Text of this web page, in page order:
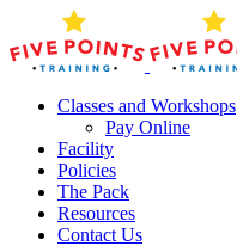
content
Classes and Workshops
Pay Online
Facility
Policies
The Pack
Resources
Contact Us